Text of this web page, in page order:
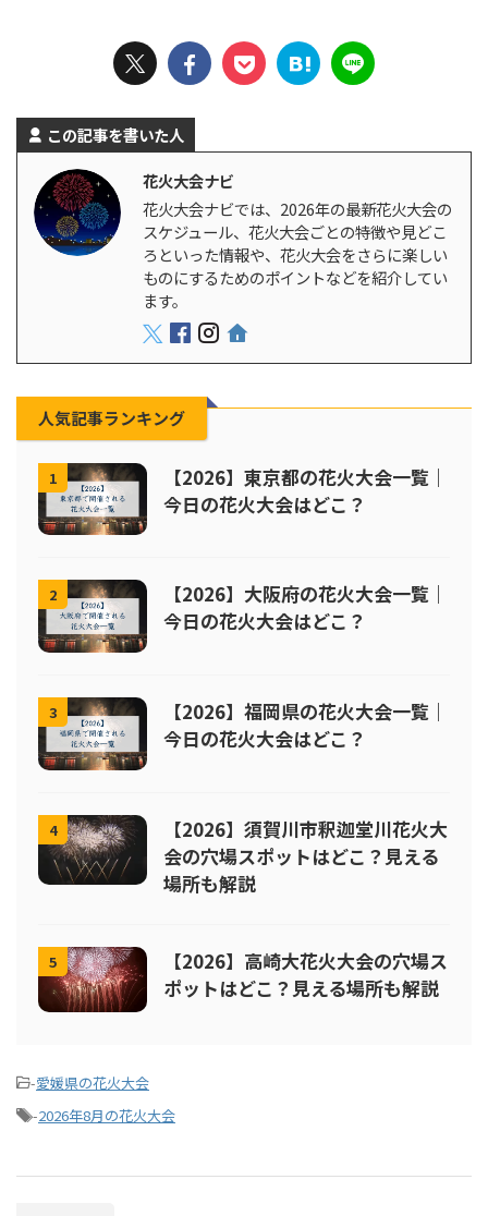
この記事を書いた人
花火大会ナビ
花火大会ナビでは、2026年の最新花火大会の
スケジュール、花火大会ごとの特徴や見どこ
ろといった情報や、花火大会をさらに楽しい
ものにするためのポイントなどを紹介してい
ます。
人気記事ランキング
1
【2026】東京都の花火大会一覧｜
今日の花火大会はどこ？
2
【2026】大阪府の花火大会一覧｜
今日の花火大会はどこ？
3
【2026】福岡県の花火大会一覧｜
今日の花火大会はどこ？
4
【2026】須賀川市釈迦堂川花火大
会の穴場スポットはどこ？見える
場所も解説
5
【2026】高崎大花火大会の穴場ス
ポットはどこ？見える場所も解説
-愛媛県の花火大会
-2026年8月の花火大会